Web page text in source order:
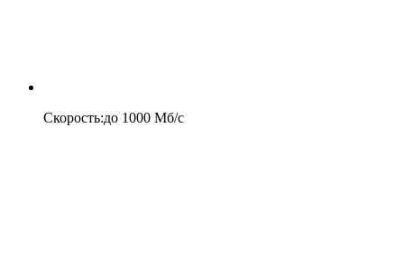
Скорость:до 1000 Мб/c